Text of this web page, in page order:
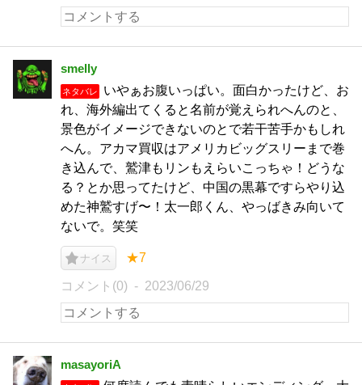
smelly
ネタバレ
いやぁお腹いっぱい。面白かったけど、お
れ、海外編出てくると名前が覚えられへんのと、
景色がイメージできないのとで若干苦手かもしれ
へん。アカマ買収はアメリカビッグスリーまで巻
き込んで、鷲津もリンもえらいこっちゃ！どうな
る？とか思ってたけど、中国の黒幕ですらやり込
めた神鷲すげ〜！太一郎くん、やっばきみ向いて
ないで。笑笑
ナイス ★7
コメント(0) 2023/06/29
masayoriA